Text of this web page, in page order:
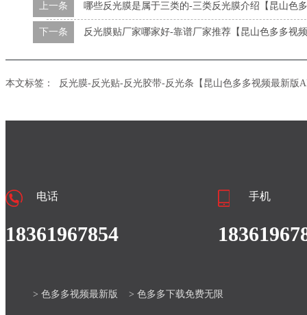
上一条 哪些反光膜是属于三类的-三类反光膜介绍【昆山色
下一条 反光膜贴厂家哪家好-靠谱厂家推荐【昆山色多多视
本文标签： 反光膜-反光贴-反光胶带-反光条【昆山色多多视频最新版
电话
18361967854
手机
> 色多多视频最新版 > 色多多下载免费无限